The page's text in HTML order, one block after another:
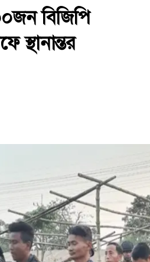
বিজিপি
স্থানান্তর